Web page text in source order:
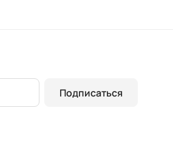
Подписаться